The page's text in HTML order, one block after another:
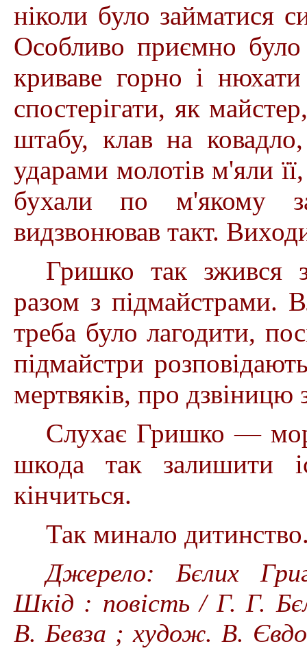
ніколи було займатися
Особливо приємно було
криваве горно і
спостерігати, як
штабу, клав на
ударами молотів м'яли
бухали по м'якому
видзвонював такт.
Гришко так зжився
разом з підмайстрами.
треба було лагодити,
підмайстри
мертвяків, про дзвіницю
Слухає Гришко —
шкода так залишити
кінчиться.
Так минало
Джерело: Бєлих
Шкід : повість / Г. Г.
В. Бевза ; худож. В.